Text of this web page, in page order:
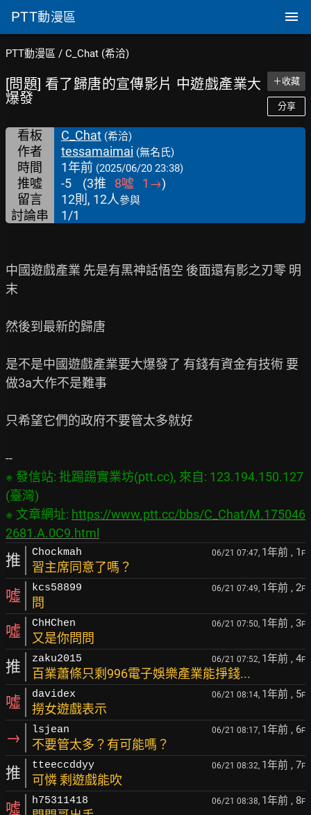
PTT動漫區
PTT動漫區 / C_Chat (希洽)
[問題] 看了歸唐的宣傳影片 中遊戲產業大
爆發
＋收藏
分享
看板 C_Chat (希洽)
作者 tessamaimai (無名氏)
時間 1年前 (2025/06/20 23:38)
推噓 -5 (3推 8噓 1 →)
留言
12則, 12人參與
討論串 1/1
中國遊戲產業 先是有黑神話悟空 後面還有影之刃零 明
末
然後到最新的歸唐
是不是中國遊戲產業要大爆發了 有錢有資金有技術 要
做3a大作不是難事
只希望它們的政府不要管太多就好
※ 發信站: 批踢踢實業坊(ptt.cc), 來自: 123.194.150.127
(臺灣)
※ 文章網址: https://www.ptt.cc/bbs/C_Chat/M.175046
2681.A.0C9.html
推 Chockmah 06/21 07:47, 1年前 , 1 F
習主席同意了嗎？
噓 kcs58899 06/21 07:49, 1年前 , 2F
問
噓 ChHChen 06/21 07:50, 1年前 , 3F
又是你問問
推 zaku2015 06/21 07:52, 1年前 , 4F
百業蕭條只剩996電子娛樂產業能掙錢...
噓 davidex 06/21 08:14, 1年前 , 5F
撈女遊戲表示
→ lsjean 06/21 08:17, 1年前 , 6F
不要管太多？有可能嗎？
推 tteeccddyy 06/21 08:32, 1年前 , 7F
可憐 剩遊戲能吹
噓 h75311418 06/21 08:38, 1年前 , 8F